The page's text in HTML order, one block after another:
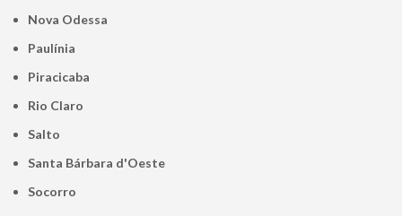
Nova Odessa
Paulínia
Piracicaba
Rio Claro
Salto
Santa Bárbara d'Oeste
Socorro